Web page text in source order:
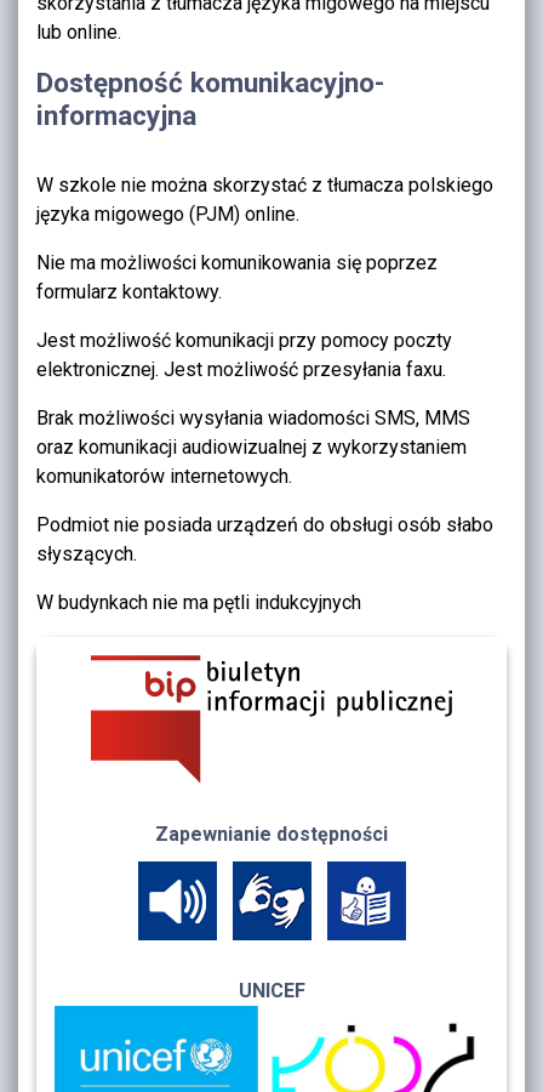
Zapewnianie dostępności
UNICEF
lub online.
Dostępność komunikacyjno-
informacyjna
W szkole nie można skorzystać z tłumacza polskiego
języka migowego (PJM) online.
Nie ma możliwości komunikowania się poprzez
formularz kontaktowy.
Jest możliwość komunikacji przy pomocy poczty
elektronicznej. Jest możliwość przesyłania faxu.
Brak możliwości wysyłania wiadomości SMS, MMS
oraz komunikacji audiowizualnej z wykorzystaniem
komunikatorów internetowych.
Podmiot nie posiada urządzeń do obsługi osób słabo
słyszących.
W budynkach nie ma pętli indukcyjnych